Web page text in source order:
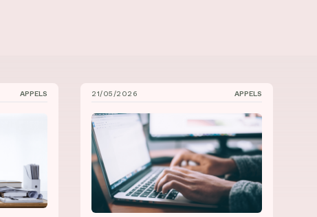
universitaire métabolique »
international de la chaire muséale Audain pour les
APPELS Appel à contributions : Congrès 2026 de
21/05/2026 APPELS